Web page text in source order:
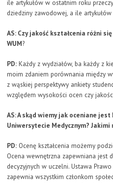
ile artykułów w ostatnim roku
dziedziny zawodowej, a ile
AS: Czy jakość kształcenia różni
WUM?
PD: Każdy z wydziałów, ba każdy z
moim zdaniem porównania między
z wąskiej perspektywy ankiety
względem wysokości ocen czy
AS: A skąd wiemy jak oceniane
Uniwersytecie Medycznym?
PD: Ocenę kształcenia możemy
Ocena wewnętrzna zapewniana jest
decyzyjnych w uczelni. Ustawa
zapewnia wszystkim członkom